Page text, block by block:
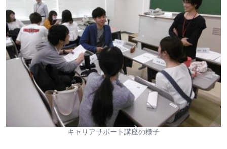
キャリアサポート講座の様子